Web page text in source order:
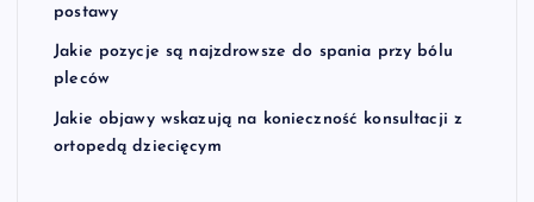
postawy
Jakie pozycje są najzdrowsze do spania przy bólu
pleców
Jakie objawy wskazują na konieczność konsultacji z
ortopedą dziecięcym